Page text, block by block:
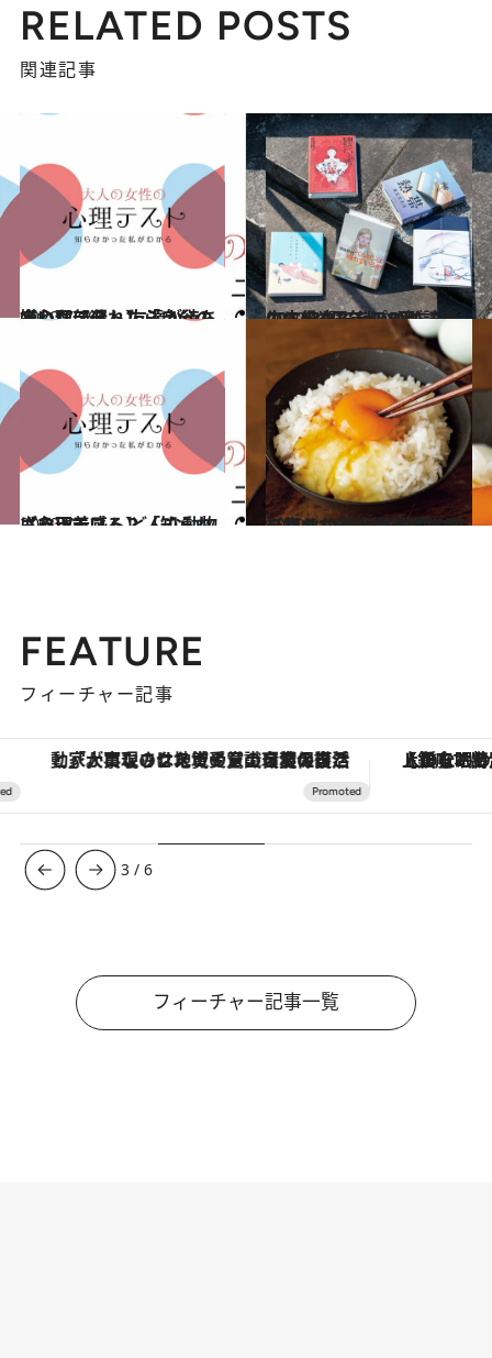
RELATED POSTS
関連記事
2020.7.29
【心理テスト】「自分の嫌いな部分」 友達が待ち合わせに遅れたら？
占い 2020.6.23
CREA30周年 プロが読者の本を選ぶ 迷いがちな人生に役立てたい5冊
カルチャー
2020.7.5
【心理テスト】「知られざる正義感」 どんな動物になっている？
占い 2020.8.16
ご飯のおとも 怒涛のお取り寄せ12選 旨くて酒のアテにもなる万能選手たち
グルメ
FEATURE
フィーチャー記事
「大事なのは地域の意識を変えること」。ロレックス賞受賞の自然保護活動家が実現させたナイジェリアの自然環境の復活 【銀座で出合う最旬美容】美髪ケアや上質
3 /6
フィーチャー記事一覧